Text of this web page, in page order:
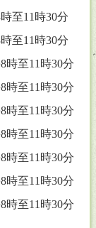
時至11 時30分
時至11 時30分
8時至11 時30分
8時至11 時30分
8時至11 時30分
8時至11 時30分
8時至11 時30分
8時至11 時30分
8時至11 時30分